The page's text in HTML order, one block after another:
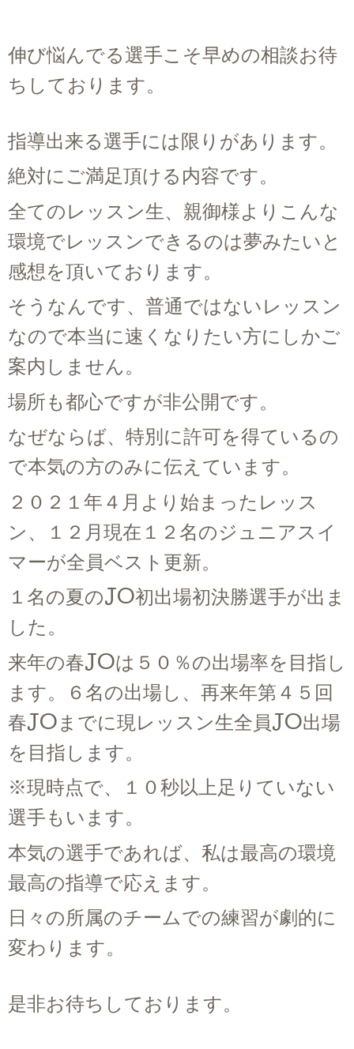
伸び悩んでる選手こそ早めの相談お待
ちしております。
指導出来る選手には限りがあります。
絶対にご満足頂ける内容です。
全てのレッスン生、親御様よりこんな
環境でレッスンできるのは夢みたいと
感想を頂いております。
そうなんです、普通ではないレッスン
なので本当に速くなりたい方にしかご
案内しません。
場所も都心ですが非公開です。
なぜならば、特別に許可を得ているの
で本気の方のみに伝えています。
２０２１年４月より始まったレッス
ン、１２月現在１２名のジュニアスイ
マーが全員ベスト更新。
１名の夏のJO初出場初決勝選手が出ま
した。
来年の春JOは５０％の出場率を目指し
ます。６名の出場し、再来年第４５回
春JOまでに現レッスン生全員JO出場
を目指します。
※現時点で、１０秒以上足りていない
選手もいます。
本気の選手であれば、私は最高の環境
最高の指導で応えます。
日々の所属のチームでの練習が劇的に
変わります。
是非お待ちしております。